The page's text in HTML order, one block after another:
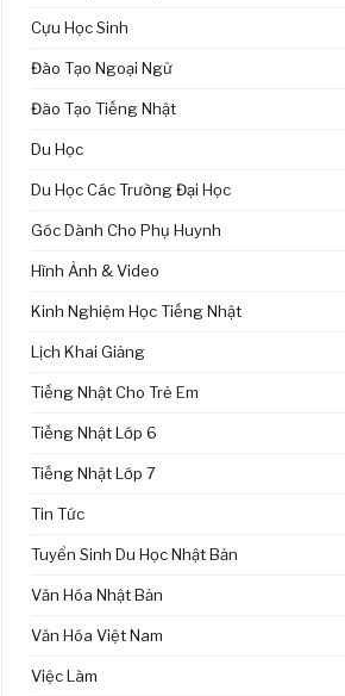
Cựu Học Sinh
Đào Tạo Ngoại Ngữ
Đào Tạo Tiếng Nhật
Du Học
Du Học Các Trường Đại Học
Góc Dành Cho Phụ Huynh
Hình Ảnh & Video
Kinh Nghiệm Học Tiếng Nhật
Lịch Khai Giảng
Tiếng Nhật Cho Trẻ Em
Tiếng Nhật Lớp 6
Tiếng Nhật Lớp 7
Tin Tức
Tuyển Sinh Du Học Nhật Bản
Văn Hóa Nhật Bản
Văn Hóa Việt Nam
Việc Làm